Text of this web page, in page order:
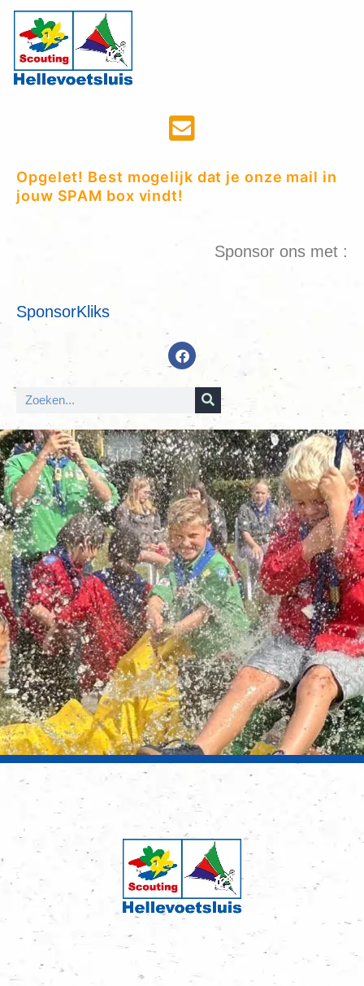
Opgelet! Best mogelijk dat je onze mail in
jouw SPAM box vindt!
Sponsor ons met :
SponsorKliks